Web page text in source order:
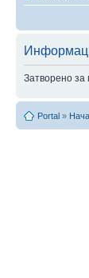
Затворено за
Portal »